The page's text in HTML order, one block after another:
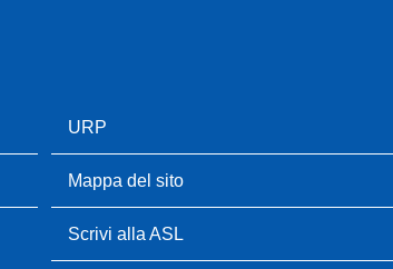
URP
Mappa del sito
Scrivi alla ASL